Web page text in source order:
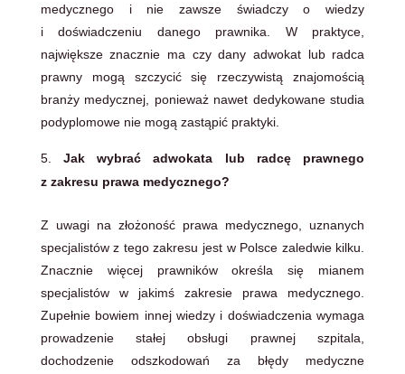
medycznego i nie zawsze świadczy o wiedzy
i doświadczeniu danego prawnika. W praktyce,
największe znacznie ma czy dany adwokat lub radca
prawny mogą szczycić się rzeczywistą znajomością
branży medycznej, ponieważ nawet dedykowane studia
podyplomowe nie mogą zastąpić praktyki.
Jak wybrać adwokata lub radcę prawnego
z zakresu prawa medycznego?
Z uwagi na złożoność prawa medycznego, uznanych
specjalistów z tego zakresu jest w Polsce zaledwie kilku.
Znacznie więcej prawników określa się mianem
specjalistów w jakimś zakresie prawa medycznego.
Zupełnie bowiem innej wiedzy i doświadczenia wymaga
prowadzenie stałej obsługi prawnej szpitala,
dochodzenie odszkodowań za błędy medyczne